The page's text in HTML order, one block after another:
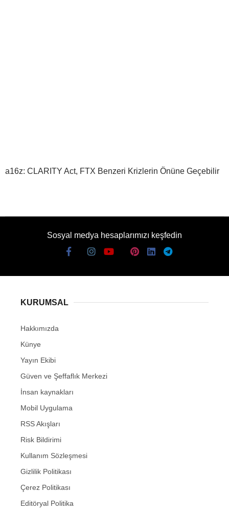
a16z: CLARITY Act, FTX Benzeri Krizlerin Önüne Geçebilir
Sosyal medya hesaplarımızı keşfedin
KURUMSAL
Hakkımızda
Künye
Yayın Ekibi
Güven ve Şeffaflık Merkezi
İnsan kaynakları
Mobil Uygulama
RSS Akışları
Risk Bildirimi
Kullanım Sözleşmesi
Gizlilik Politikası
Çerez Politikası
Editöryal Politika